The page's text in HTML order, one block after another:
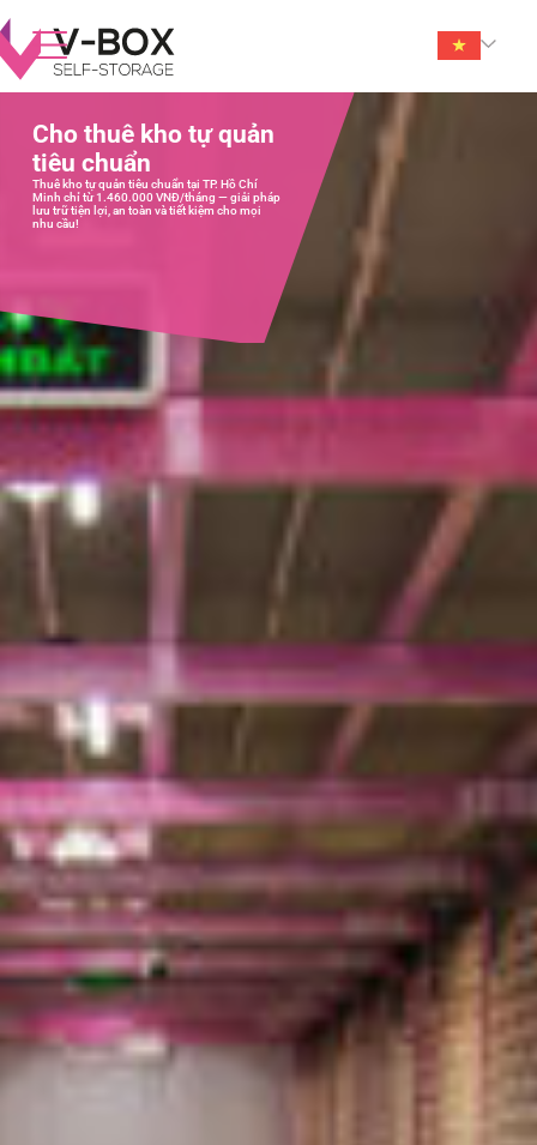
Cho thuê kho tự quản
tiêu chuẩn
Thuê kho tự quản tiêu chuẩn tại TP. Hồ Chí
Minh chỉ từ 1.460.000 VNĐ/tháng — giải pháp
lưu trữ tiện lợi, an toàn và tiết kiệm cho mọi
nhu cầu!